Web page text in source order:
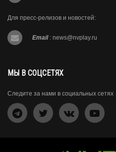
Для пресс-релизов и новостей:
Email : news@nvplay.ru
МЫ В СОЦСЕТЯХ
Следите за нами в социальных сетях